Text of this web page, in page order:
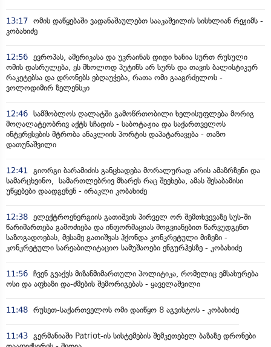
13:17 ომის დაწყებაში ვადანაშაულებთ სააკაშვილის სისხლიან რეჟიმს -
კობახიძე
12:56 ევროპას, ამერიკასა და უკრაინას დიდი ხანია სურთ რუსული
ომის დასრულება, ეს მხოლოდ პუტინს არ სურს და თავის ბალისტიკურ
რაკეტებსა და დრონებს ებღაუჭება, რათა ომი გააგრძელოს -
ვოლოდიმირ ზელენსკი
12:46 სამშობლოს ღალატში გამოწრთობილი ხელისუფლება მორიგ
მოღალატეობრივ აქტს სჩადის - საბოტაჟია და საქართველოს
ინტერესების მტრობა ანაკლიის პორტის დაპატარავება - თაზო
დათუნაშვილი
12:41
გიორგი ბარამიძის განცხადება მორალურად არის ამაზრზენი და
სამარცხვინო, სამართლებრივ მხარეს რაც შეეხება, ამას შესაბამისი
უწყებები დაადგენენ - ირაკლი კობახიძე
12:38 ელექტროენერგიის გათიშვის პირველ ორ შემთხვევაზე სუს-ში
წარიმართება გამოძიება და ინფორმაციას მოგვიანებით წარვუდგენთ
საზოგადოებას, მესამე გათიშვას ჰქონდა კონკრეტული მიზეზი -
კონკრეტული სარეაბილიტაციო სამუშაოები ენგურჰესზე - კობახიძე
11:56 ჩვენ გვაქვს მიზანმიმართული პოლიტიკა, რომელიც ემსახურება
ოსი და აფხაზი და-ძმების შემორიგებას - ყაველაშვილი
11:48 რუსეთ-საქართველოს ომი დაიწყო 8 აგვისტოს - კობახიძე
11:43 გერმანიაში Patriot-ის სისტემების შემკეთებელ ბაზაზე დრონები